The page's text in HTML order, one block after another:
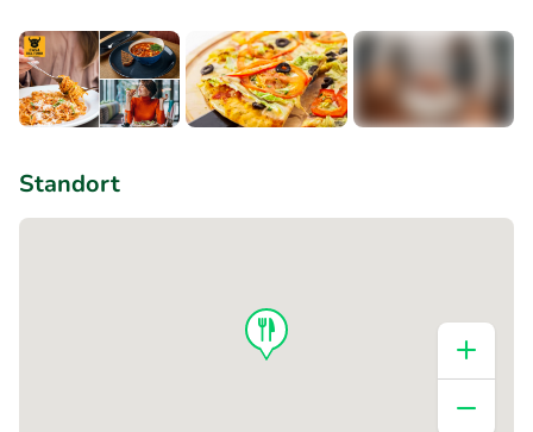
Standort